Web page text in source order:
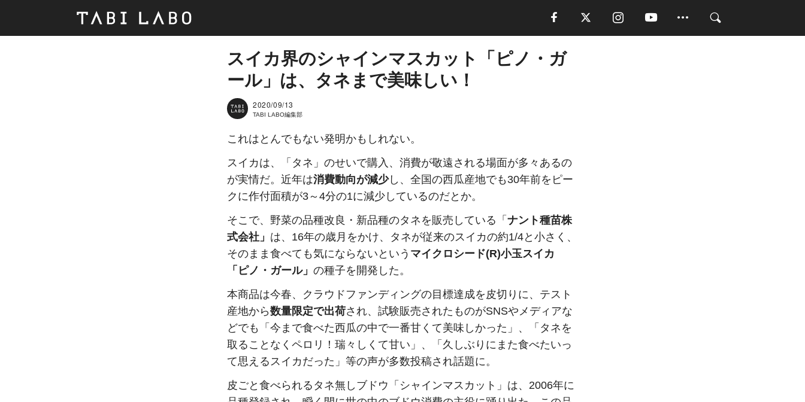
スイカ界のシャインマスカット「ピノ・ガ
ール」は、タネまで美味しい！
2020/09/13
TABI LABO編集部
これはとんでもない発明かもしれない。
スイカは、「タネ」のせいで購入、消費が敬遠される場面が多々あるの
が実情だ。近年は消費動向が減少し、全国の西瓜産地でも30年前をピー
クに作付面積が3～4分の1に減少しているのだとか。
そこで、野菜の品種改良・新品種のタネを販売している「 ナント種苗株
式会社」 は、16年の歳月をかけ、タネが従来のスイカの約1/4と小さく、
そのまま食べても気にならないという マイクロシード(R)小玉スイカ
「ピノ・ガール」 の種子を開発した。
本商品は今春、クラウドファンディングの目標達成を皮切りに、テスト
産地から数量限定で出荷され、試験販売されたものがSNSやメディアな
どでも「今まで食べた西瓜の中で一番甘くて美味しかった」、「タネを
取ることなくペロリ！瑞々しくて甘い」、「久しぶりにまた食べたいっ
て思えるスイカだった」等の声が多数投稿され話題に。
皮ごと食べられるタネ無しブドウ「シャインマスカット」は、2006年に